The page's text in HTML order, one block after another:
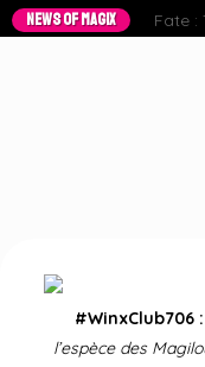
NEWS OF MAGIX Fate :
#WinxClub706 :
l’espèce des